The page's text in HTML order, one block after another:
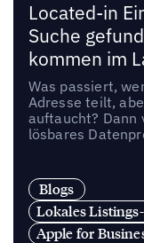
Located-in
Suche
kommen im
Was passiert,
Adresse teilt,
auftaucht? Dann
lösbares
Blogs
Lokales
Apple for